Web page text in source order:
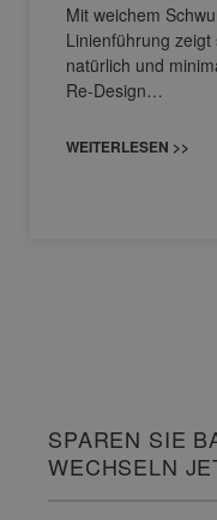
Mit weichem
Linienführung
natürlich und
Re-Design…
WEITERLESEN >>
SPAREN SIE
WECHSELN